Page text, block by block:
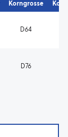
Korngrosse
D64
D76